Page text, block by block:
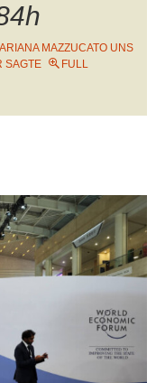
MAZZUCATO UNS
SAGTE
FULL